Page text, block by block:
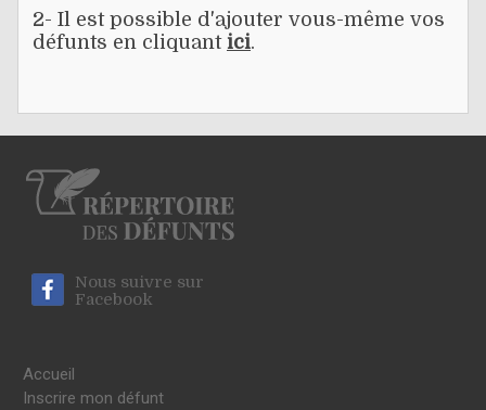
2- Il est possible d'ajouter vous-même vos
défunts en cliquant ici.
Nous suivre sur
Facebook
Accueil
Inscrire mon défunt